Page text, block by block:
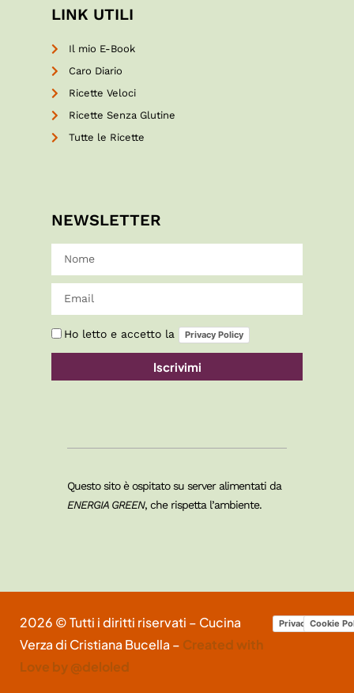
LINK UTILI
Il mio E-Book
Caro Diario
Ricette Veloci
Ricette Senza Glutine
Tutte le Ricette
NEWSLETTER
Ho letto e accetto la Privacy Policy
Iscrivimi
Questo sito è ospitato su server alimentati da
ENERGIA GREEN, che rispetta l’ambiente.
2026 © Tutti i diritti riservati – Cucina
Verza di Cristiana Bucella – Created with
Love by @deloled
Privacy Policy
Cookie